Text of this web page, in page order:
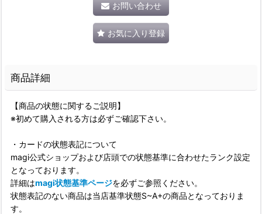
お問い合わせ
お気に入り登録
商品詳細
【商品の状態に関するご説明】
※初めて購入される方は必ずご確認下さい。
・カードの状態表記について
magi公式ショップおよび店頭での状態基準に合わせたランク設定
となっております。
詳細はmagi状態基準ページを必ずご参照ください。
状態表記のない商品は当店基準状態S~A+の商品となっておりま
す。